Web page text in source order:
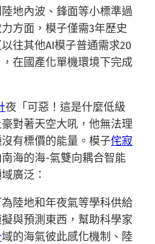
地內波、鋒面等小標準過
方面，模子僅需3年歷史
往其他AI模子普通需求20
在國產化單機環境下完成
夜「可惡！這是什麼低級
對著天空大吼，他無法理
有標價的能量。模子侘寂
海的海-氣雙向耦合智能
廣泛：
陸地和年夜氣等學科供給
與預測東西，幫助科學家
域的海氣彼此感化機制、陸